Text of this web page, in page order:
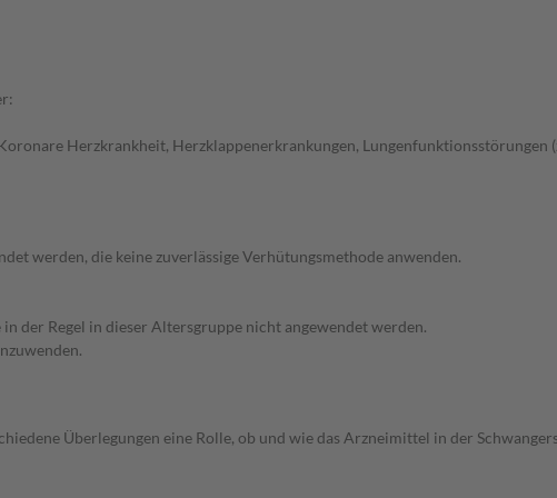
Herzkrankheit, Herzklappenerkrankungen,
werden, die keine zuverlässige Verhütungsmethode anwenden.
der Regel in dieser Altersgruppe nicht angewendet werden.
Überlegungen eine Rolle, ob und wie das Arzneimittel in der